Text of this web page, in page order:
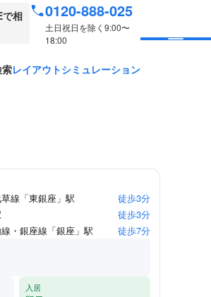
相
0120-888-025
土日祝日を除く9:00〜
18:00
レイアウトシミュレーション
線「東銀座」駅
徒歩3分
徒歩3分
・銀座線「銀座」駅
徒歩7分
入居